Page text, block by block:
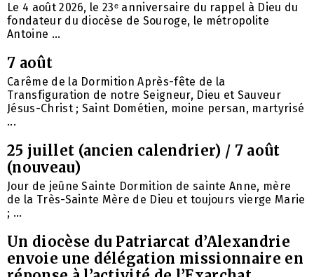
Le 4 août 2026, le 23ᵉ anniversaire du rappel à Dieu du
fondateur du diocèse de Souroge, le métropolite
Antoine ...
7 août
Carême de la Dormition Après-fête de la
Transfiguration de notre Seigneur, Dieu et Sauveur
Jésus-Christ ; Saint Dométien, moine persan, martyrisé
...
25 juillet (ancien calendrier) / 7 août
(nouveau)
Jour de jeûne Sainte Dormition de sainte Anne, mère
de la Très-Sainte Mère de Dieu et toujours vierge Marie
; ...
Un diocèse du Patriarcat d’Alexandrie
envoie une délégation missionnaire en